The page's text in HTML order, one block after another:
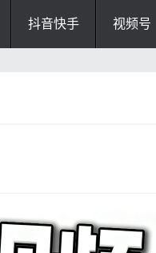
抖音快手 视频号